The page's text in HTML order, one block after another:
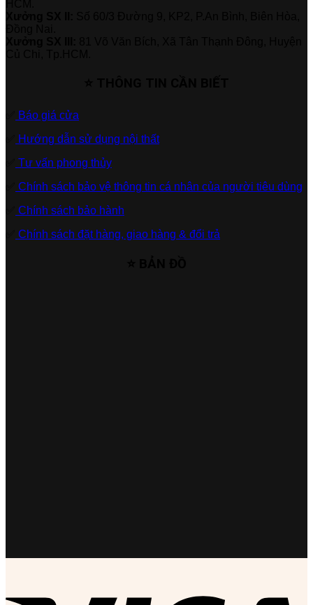
Báo giá cửa
Hướng dẫn sử dụng nội thất
Tư vấn phong thủy
Chính sách bảo vệ thông tin cá nhân của người tiêu dùng
Chính sách bảo hành
Chính sách đặt hàng, giao hàng & đổi trả